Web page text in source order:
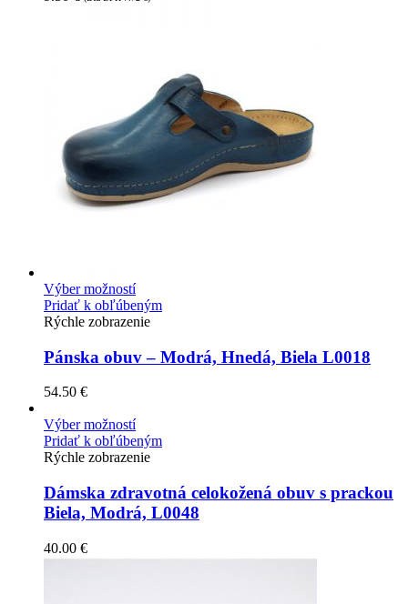
Výber možností
Pridať k obľúbeným
Rýchle zobrazenie
Pánska obuv – Modrá, Hnedá, Biela L0018
54.50 €
Výber možností
Pridať k obľúbeným
Rýchle zobrazenie
Dámska zdravotná celokožená obuv s prackou
Biela, Modrá, L0048
40.00 €